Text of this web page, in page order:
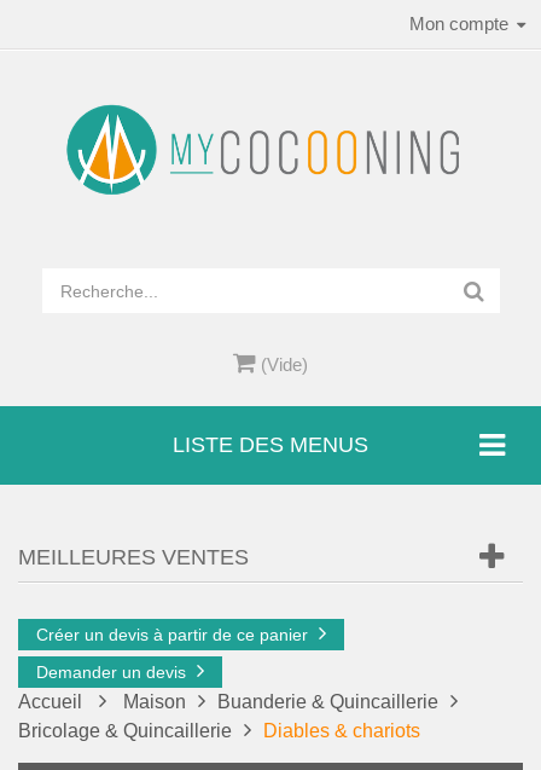
Mon compte
(Vide)
LISTE DES MENUS
MEILLEURES VENTES
Créer un devis à partir de ce panier
Demander un devis
Accueil Maison
Buanderie & Quincaillerie
Bricolage & Quincaillerie
Diables & chariots